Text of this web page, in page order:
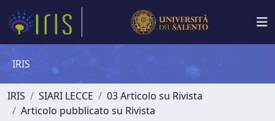
IRIS
IRIS SIARI LECCE
03 Articolo su Rivista
Articolo pubblicato su Rivista